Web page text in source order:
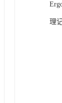
理